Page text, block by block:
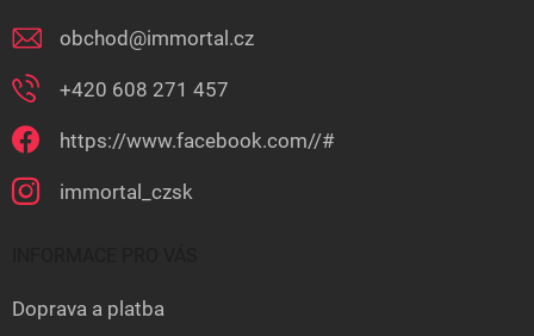
obchod@immortal.cz
+420 608 271 457
https://www.facebook.com//#
immortal_czsk
Doprava a platba